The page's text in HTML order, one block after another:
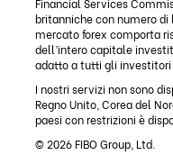
Financial Services
britanniche con numero di
mercato forex comporta
dell’intero capitale
adatto a tutti gli investitori
I nostri servizi non sono
Regno Unito, Corea del
paesi con restrizioni è
© 2026 FIBO Group, Ltd.